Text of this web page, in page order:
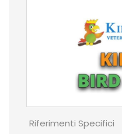
Riferimenti Specifici